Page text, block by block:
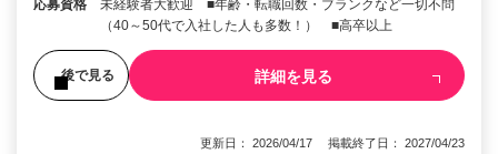
応募資格
未経験者大歓迎 ■年齢・転職回数・ブランクなど一切不問
（40～50代で入社した人も多数！） ■高卒以上
後で見る 詳細を見る
更新日： 2026/04/17 掲載終了日： 2027/04/23